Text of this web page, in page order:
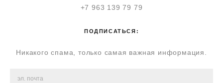
+7 963 139 79 79
ПОДПИСАТЬСЯ:
Никакого спама, только самая важная информация.